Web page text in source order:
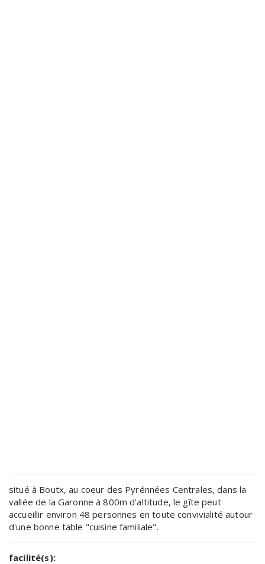
situé à Boutx, au coeur des Pyrénnées Centrales, dans la
vallée de la Garonne à 800m d'altitude, le gîte peut
accueillir environ 48 personnes en toute convivialité autour
d'une bonne table "cuisine familiale".
facilité(s):